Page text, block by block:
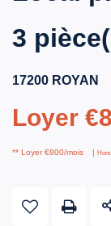
3
17200 ROYAN
Loyer
** Loyer €800/mois |